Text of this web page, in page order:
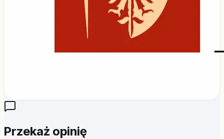
Przekaż opinię